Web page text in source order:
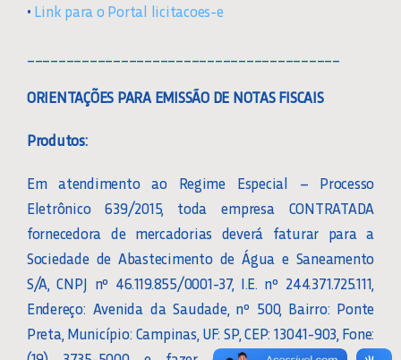
• Link para o Portal licitacoes-e
ORIENTAÇÕES PARA EMISSÃO DE NOTAS FISCAIS
Produtos:
Em atendimento ao Regime Especial – Processo
Eletrônico 639/2015, toda empresa CONTRATADA
fornecedora de mercadorias deverá faturar para a
Sociedade de Abastecimento de Água e Saneamento
S/A, CNPJ nº 46.119.855/0001-37, I.E. nº 244.371.725.111,
Endereço: Avenida da Saudade, nº 500, Bairro: Ponte
Preta, Município: Campinas, UF: SP, CEP: 13041-903, Fone: